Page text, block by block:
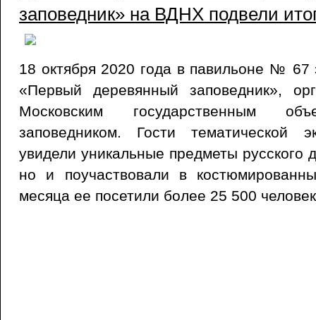
заповедник» на ВДНХ подвели
18 октября 2020 года в павильоне № 67
«Первый деревянный заповедник»,
Московским государственным
заповедником. Гости тематической
увидели уникальные предметы русского
но и поучаствовали в
месяца ее посетили более 25 500